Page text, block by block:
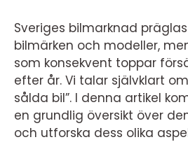
Sveriges bilmarknad
bilmärken och modeller,
som konsekvent toppar
efter år. Vi talar självklart
sålda bil”. I denna artikel
en grundlig översikt över
och utforska dess olika